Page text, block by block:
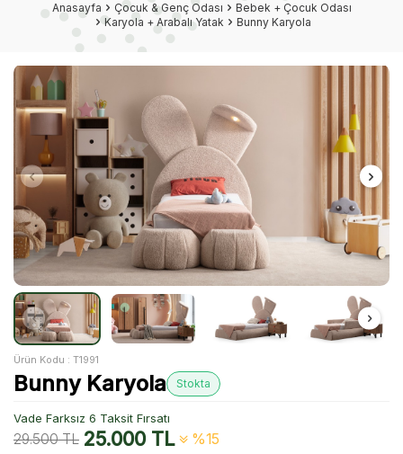
Anasayfa Çocuk & Genç Odası
Bebek + Çocuk Odası
Karyola + Arabalı Yatak
Bunny Karyola
Ürün Kodu : T1991
Bunny Karyola Stokta
Vade Farksız 6 Taksit Fırsatı
29.500TL 25.000TL %15